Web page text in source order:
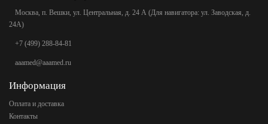
Москва, п. Вешки, ул. Центральная, д. 24 А (Для навигатора: ул. Заводская, д.
24А)
+7 (499) 288-84-81
aaamed@aaamed.ru
Информация
Оплата и доставка
Контакты